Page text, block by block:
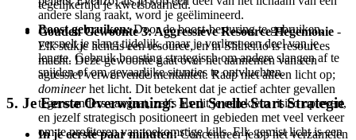
andere slang raakt, word je geëlimineerd.
Boost gebruiken:Door de boost-besturing te gebruiken,
versnelt je slang tijdelijk, maar je verliest een deel van je
lengte. Gebruik boosting strategisch om andere slangen af te
snijden of om gevaarlijke situaties te ontvluchten.
5. Je Eerste Overwinning: Een Snelle Start Strategie
In je eerste paar minuten:Concentreer je op het verzamelen
tegelijkertijd je kwetsbaarheid.
Gouden Gewoonte 3: Aggressieve Resource Hegemonie -
Elk stukje licht is een resource, en in Slither.io is resources
macht. Deze gewoonte gaat over het aannemen van een
agressief verwervende mentaliteit. Raap niet alleen licht op;
domineerhet licht. Dit betekent dat je actief achter gevallen
tegenstanders aangaat, zelfs als dit je een klein risico oplevert,
en jezelf strategisch positioneert in gebieden met veel verkeer
om te profiteren van toekomstige kills. Elk gemist licht is een